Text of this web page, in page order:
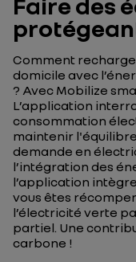
Comment
domicile avec
? Avec Mobilize
L’application
consommation
maintenir
demande en
l’intégration des
l’application
vous êtes
l’électricité verte
partiel. Une
carbone !